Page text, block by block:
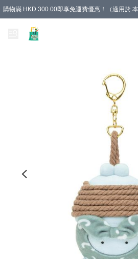
購物滿 HKD 300.00即享免運費優惠！（適用於